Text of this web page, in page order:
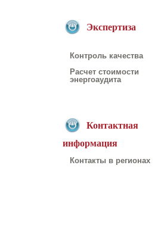
Экспертиза
Контроль качества
Расчет стоимости
энергоаудита
Контактная
информация
Контакты в регионах